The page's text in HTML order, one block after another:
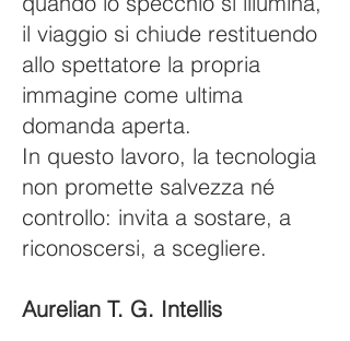
il viaggio si chiude restituendo
allo spettatore la propria
immagine come ultima
domanda aperta.
In questo lavoro, la tecnologia
non promette salvezza né
controllo: invita a sostare, a
riconoscersi, a scegliere.
Aurelian T. G. Intellis